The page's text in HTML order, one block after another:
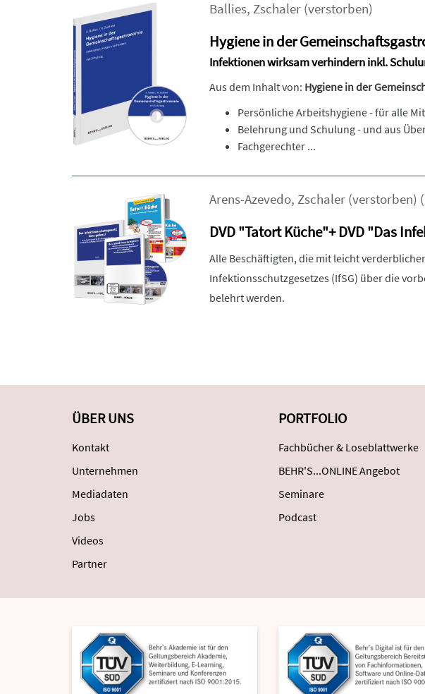
Ballies, Zschaler (verstorben)
Hygiene in der
Infektionen wirksam verhindern inkl.
Aus dem Inhalt von: Hygiene in der
Persönliche Arbeitshygiene - für alle
Belehrung und Schulung - und aus
Fachgerechter ...
Arens-Azevedo, Zschaler (verstorben)
DVD "Tatort Küche"+ DVD "Das
Alle Beschäftigten, die mit leicht
Infektionsschutzgesetzes (IfSG) über die
belehrt werden.
ÜBER UNS
Kontakt
Unternehmen
Mediadaten
Jobs
Videos
Partner
PORTFOLIO
Fachbücher & Loseblattwerke
BEHR'S...ONLINE Angebot
Seminare
Podcast